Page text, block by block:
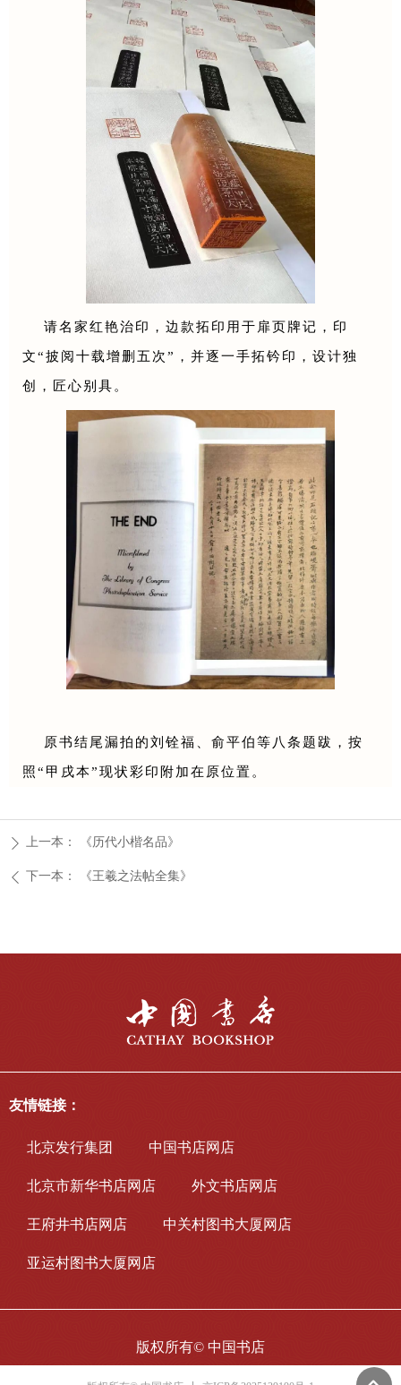
ꄴ 下一本： 《王羲之法帖全集》
ꄲ 上一本： 《历代小楷名品》
请名家红艳治印，边款拓印用于扉页牌记，印
文“披阅十载增删五次”，并逐一手拓钤印，设计独
创，匠心别具。
原书结尾漏拍的刘铨福、俞平伯等八条题跋，按
照“甲戌本”现状彩印附加在原位置。
版权所有© 中国书店
友情链接：
北京发行集团 中国书店网店
北京市新华书店网店 外文书店网店
王府井书店网店 中关村图书大厦网店
亚运村图书大厦网店